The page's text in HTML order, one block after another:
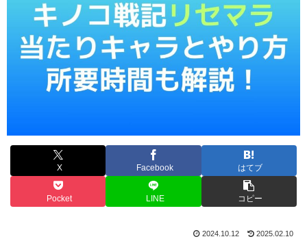
X Facebook はてブ
Pocket LINE コピー
2024.10.12 2025.02.10